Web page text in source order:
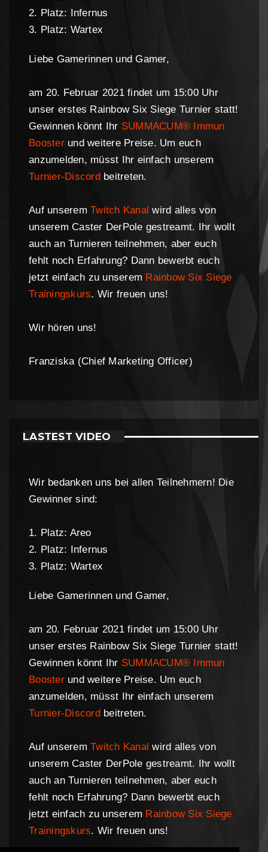
2. Platz: Infernus
3. Platz: Wartex
Liebe Gamerinnen und Gamer,
am 20. Februar 2021 findet um 15:00 Uhr
unser erstes Rainbow Six Siege Turnier statt!
Gewinnen könnt Ihr SUMMACUM® Immun
Boosterund weitere Preise. Um euch
anzumelden, müsst Ihr einfach unserem
Turnier-Discordbeitreten.
Auf unseremTwitch Kanal wird alles von
unserem Caster DerPole gestreamt. Ihr wollt
auch an Turnieren teilnehmen, aber euch
fehlt noch Erfahrung? Dann bewerbt euch
jetzt einfach zu unserem Rainbow Six Siege
Trainingskurs. Wir freuen uns!
Wir hören uns!
Franziska (Chief Marketing Officer)
LASTEST VIDEO
Wir bedanken uns bei allen Teilnehmern! Die
Gewinner sind:
1. Platz: Areo
2. Platz: Infernus
3. Platz: Wartex
Liebe Gamerinnen und Gamer,
am 20. Februar 2021 findet um 15:00 Uhr
unser erstes Rainbow Six Siege Turnier statt!
Gewinnen könnt Ihr SUMMACUM® Immun
Boosterund weitere Preise. Um euch
anzumelden, müsst Ihr einfach unserem
Turnier-Discordbeitreten.
Auf unseremTwitch Kanal wird alles von
unserem Caster DerPole gestreamt. Ihr wollt
auch an Turnieren teilnehmen, aber euch
fehlt noch Erfahrung? Dann bewerbt euch
jetzt einfach zu unserem Rainbow Six Siege
Trainingskurs. Wir freuen uns!